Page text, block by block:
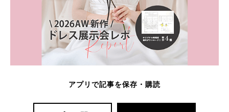
アプリで記事を保存・購読